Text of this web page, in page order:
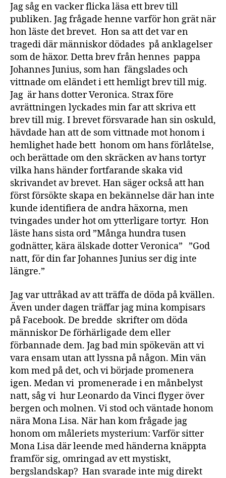
Jag såg en vacker flicka läsa ett brev till
publiken. Jag frågade henne varför hon grät när
hon läste det brevet. Hon sa att det var en
tragedi där människor dödades på anklagelser
som de häxor. Detta brev från hennes pappa
Johannes Junius, som han fängslades och
vittnade om eländet i ett hemligt brev till mig.
Jag är hans dotter Veronica. Strax före
avrättningen lyckades min far att skriva ett
brev till mig. I brevet försvarade han sin oskuld,
hävdade han att de som vittnade mot honom i
hemlighet hade bett honom om hans förlåtelse,
och berättade om den skräcken av hans tortyr
vilka hans händer fortfarande skaka vid
skrivandet av brevet. Han säger också att han
först försökte skapa en bekännelse där han inte
kunde identifiera de andra häxorna, men
tvingades under hot om ytterligare tortyr. Hon
läste hans sista ord ”Många hundra tusen
godnätter, kära älskade dotter Veronica” ”God
natt, för din far Johannes Junius ser dig inte
längre.”
Jag var uttråkad av att träffa de döda på kvällen.
Även under dagen träffar jag mina kompisars
på Facebook. De bredde skrifter om döda
människor De förhärligade dem eller
förbannade dem. Jag bad min spökevän att vi
vara ensam utan att lyssna på någon. Min vän
kom med på det, och vi började promenera
igen. Medan vi promenerade i en månbelyst
natt, såg vi hur Leonardo da Vinci flyger över
bergen och molnen. Vi stod och väntade honom
nära Mona Lisa. När han kom frågade jag
honom om måleriets mysterium: Varför sitter
Mona Lisa där leende med händerna knäppta
framför sig, omringad av ett mystiskt,
bergslandskap? Han svarade inte mig direkt